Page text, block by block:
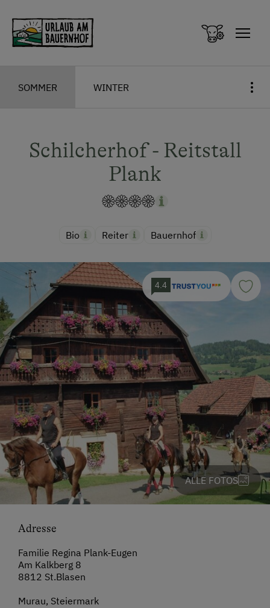
SOMMER WINTER
Schilcherhof - Reitstall
Plank
Bio Reiter Bauernhof
4.4
ALLE FOTOS
Adresse
Familie Regina Plank-Eugen
Am Kalkberg 8
8812 St.Blasen
Murau, Steiermark